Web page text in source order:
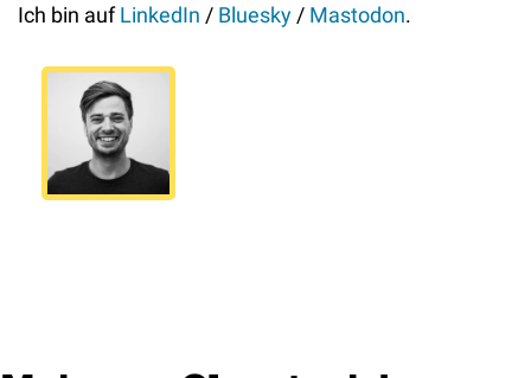
Ich bin auf LinkedIn / Bluesky / Mastodon.